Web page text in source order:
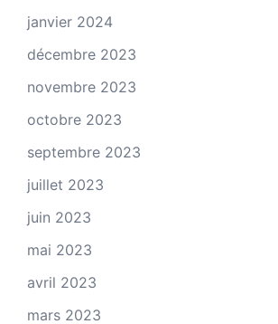
janvier 2024
décembre 2023
novembre 2023
octobre 2023
septembre 2023
juillet 2023
juin 2023
mai 2023
avril 2023
mars 2023